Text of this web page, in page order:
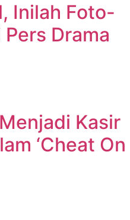
Inilah Foto-
Drama
Kasir
‘Cheat On